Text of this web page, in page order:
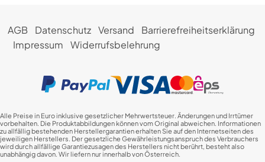
AGB Datenschutz Versand
Barrierefreiheitserklärung
Impressum
Widerrufsbelehrung
Alle Preise in Euro inklusive gesetzlicher Mehrwertsteuer. Änderungen und Irrtümer
vorbehalten. Die Produktabbildungen können vom Original abweichen. Informationen
zu allfällig bestehenden Herstellergarantien erhalten Sie auf den Internetseiten des
jeweiligen Herstellers. Der gesetzliche Gewährleistungsanspruch des Verbrauchers
wird durch allfällige Garantiezusagen des Herstellers nicht berührt, besteht also
unabhängig davon. Wir liefern nur innerhalb von Österreich.